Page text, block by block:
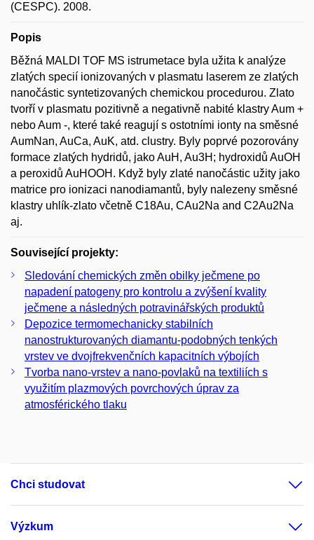
(CESPC). 2008.
Popis
Běžná MALDI TOF MS istrumetace byla užita k analýze
zlatých specií ionizovaných v plasmatu laserem ze zlatých
nanočástic syntetizovaných chemickou procedurou. Zlato
tvorří v plasmatu pozitivně a negativně nabité klastry Aum +
nebo Aum -, které také reagují s ostotními ionty na směsné
AumNan, AuCa, AuK, atd. clustry. Byly poprvé pozorovány
formace zlatých hydridů, jako AuH, Au3H; hydroxidů AuOH
a peroxidů AuHOOH. Když byly zlaté nanočástic užity jako
matrice pro ionizaci nanodiamantů, byly nalezeny směsné
klastry uhlík-zlato včetně C18Au, CAu2Na and C2Au2Na
aj.
Související projekty:
Sledování chemických změn obilky ječmene po
napadení patogeny pro kontrolu a zvýšení kvality
ječmene a následných potravinářských produktů
Depozice termomechanicky stabilních
nanostrukturovaných diamantu-podobných tenkých
vrstev ve dvojfrekvenčních kapacitních výbojích
Tvorba nano-vrstev a nano-povlaků na textiliích s
využitím plazmových povrchových úprav za
atmosférického tlaku
Chci studovat
Výzkum